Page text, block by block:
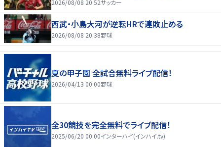
2026/08/08 20:52サッカー
西武・小島大河が逆転HRで連敗止める
2026/08/08 20:38野球
夏の甲子園 全試合無料ライブ配信！
2026/04/13 00:00野球
全30競技を完全無料でライブ配信！
2025/06/20 00:00インターハイ(インハイ.tv)